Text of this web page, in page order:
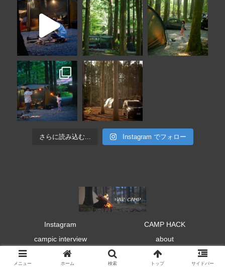
さらに読み込む... Instagram でフォロー
Instagram
CAMP HACK
campic interview
about
© 2019 HAR CAMP.
メニュー ホーム 検索 トップ サイドバー